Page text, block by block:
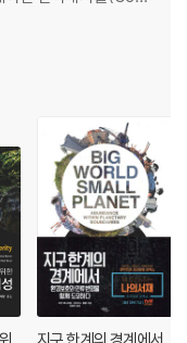
한 연구를 진행 중이
스] 등에 싣고 TED 강